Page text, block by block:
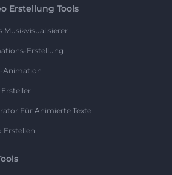
Erstellung Tools
Musikvisualisierer
Erstellung
Animation
Für Animierte Texte
Erstellen